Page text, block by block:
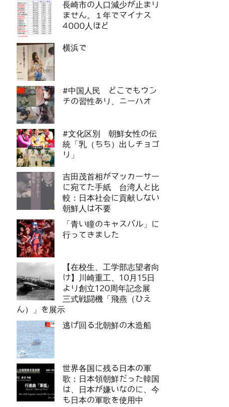
長崎市の人口減少が止まり
ません。１年でマイナス
4000人ほど
横浜で
#中国人民 どこでもウン
チの習性あり、ニーハオ
#文化区別 朝鮮女性の伝
統「乳（ちち）出しチョゴ
リ」
吉田茂首相がマッカーサー
に宛てた手紙 台湾人と比
較：日本社会に貢献しない
朝鮮人は不要
「青い瞳のキャスバル」に
行ってきました
【在校生、工学部志望者向
け】川崎重工、10月15日
より創立120周年記念展
三式戦闘機「飛燕（ひえ
ん）」を展示
逃げ回る北朝鮮の木造船
世界各国に残る日本の軍
歌：日本領朝鮮だった韓国
は、日本が嫌いなのに、今
も日本の軍歌を使用中